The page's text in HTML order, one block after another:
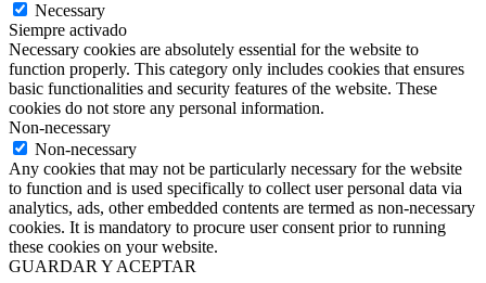
Necessary
Siempre activado
Necessary cookies are absolutely essential for the website to
function properly. This category only includes cookies that ensures
basic functionalities and security features of the website. These
cookies do not store any personal information.
Non-necessary
Non-necessary
Any cookies that may not be particularly necessary for the website
to function and is used specifically to collect user personal data via
analytics, ads, other embedded contents are termed as non-necessary
cookies. It is mandatory to procure user consent prior to running
these cookies on your website.
GUARDAR Y ACEPTAR